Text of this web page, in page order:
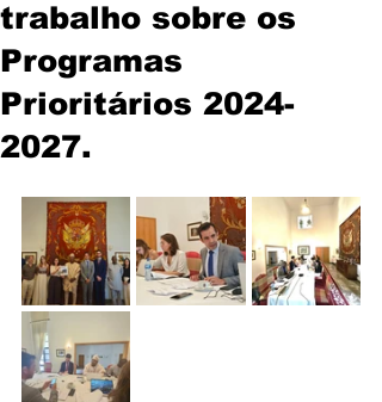
trabalho sobre os
Programas
Prioritários 2024-
2027.